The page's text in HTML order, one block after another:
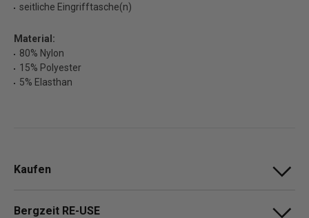
seitliche Eingrifftasche(n)
Material:
80% Nylon
15% Polyester
5% Elasthan
Kaufen
Bergzeit RE-USE